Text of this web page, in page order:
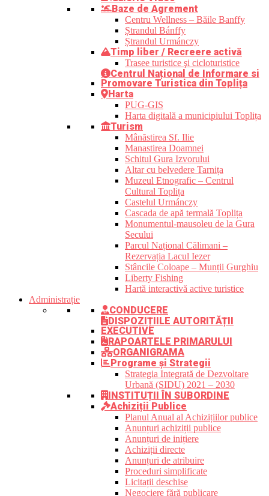
Baze de Agrement
Centru Wellness – Băile Banffy
Ștrandul Bánffy
Ștrandul Urmánczy
Timp liber / Recreere activă
Trasee turistice şi cicloturistice
Centrul Național de Informare si
Promovare Turistica din Toplița
Harta
PUG-GIS
Harta digitală a municipiului Toplița
Turism
Mânăstirea Sf. Ilie
Manastirea Doamnei
Schitul Gura Izvorului
Altar cu belvedere Tarnița
Muzeul Etnografic – Centrul
Cultural Toplița
Castelul Urmánczy
Cascada de apă termală Toplița
Monumentul-mausoleu de la Gura
Secului
Parcul Național Călimani –
Rezervația Lacul Iezer
Stâncile Coloape – Munții Gurghiu
Liberty Fishing
Hartă interactivă active turistice
Administrație
CONDUCERE
DISPOZIȚIILE AUTORITĂȚII
EXECUTIVE
RAPOARTELE PRIMARULUI
ORGANIGRAMA
Programe și Strategii
Strategia Integrată de Dezvoltare
Urbană (SIDU) 2021 – 2030
INSTITUȚII ÎN SUBORDINE
Achiziții Publice
Planul Anual al Achizițiilor publice
Anunțuri achiziții publice
Anunțuri de inițiere
Achiziții directe
Anunțuri de atribuire
Proceduri simplificate
Licitații deschise
Negociere fără publicare